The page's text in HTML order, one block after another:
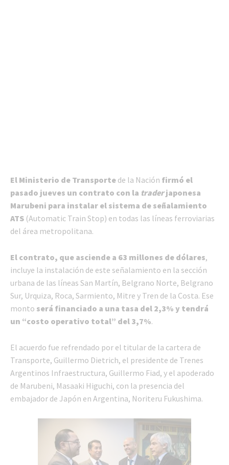
El Ministerio de Transporte de la Nación firmó el
pasado jueves un contrato con la traderjaponesa
Marubeni para instalar el sistema de señalamiento
ATS (Automatic Train Stop) en todas las líneas ferroviarias
del área metropolitana.
El contrato, que asciende a 63 millones de dólares,
incluye la instalación de este señalamiento en la sección
urbana de las líneas San Martín, Belgrano Norte, Belgrano
Sur, Urquiza, Roca, Sarmiento, Mitre y Tren de la Costa. Ese
monto será financiado a una tasa del 2,3% y tendrá
un “costo operativo total” del 3,7%.
El acuerdo fue refrendado por el titular de la cartera de
Transporte, Guillermo Dietrich, el presidente de Trenes
Argentinos Infraestructura, Guillermo Fiad, y el apoderado
de Marubeni, Masaaki Higuchi, con la presencia del
embajador de Japón en Argentina, Noriteru Fukushima.